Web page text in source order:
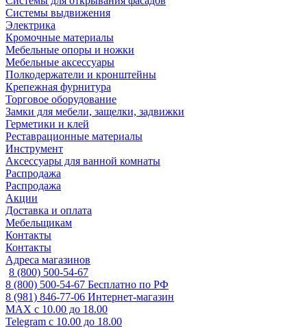
Системы выдвижения
Электрика
Кромочные материалы
Мебельные опоры и ножки
Мебельные аксессуары
Полкодержатели и кронштейны
Крепежная фурнитура
Торговое оборудование
Замки для мебели, защелки, задвижки
Герметики и клей
Реставрационные материалы
Инструмент
Аксессуары для ванной комнаты
Распродажа
Распродажа
Акции
Доставка и оплата
Мебельщикам
Контакты
Контакты
Адреса магазинов
8 (800) 500-54-67
8 (800) 500-54-67 Бесплатно по РФ
8 (981) 846-77-06 Интернет-магазин
MAX с 10.00 до 18.00
Telegram с 10.00 до 18.00